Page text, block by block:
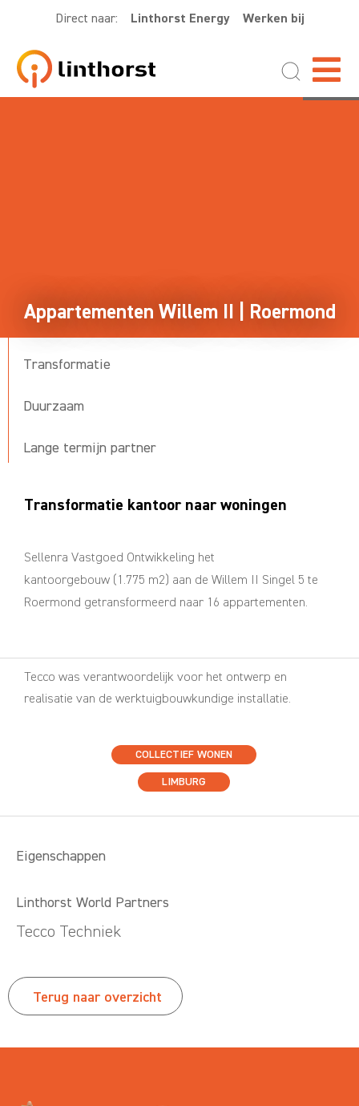
Direct naar: Linthorst Energy Werken bij
Appartementen Willem II | Roermond
Transformatie
Duurzaam
Lange termijn partner
Transformatie kantoor naar woningen
Sellenra Vastgoed Ontwikkeling het
kantoorgebouw (1.775 m2) aan de Willem II Singel 5 te
Roermond getransformeerd naar 16 appartementen.
Tecco was verantwoordelijk voor het ontwerp en
realisatie van de werktuigbouwkundige installatie.
COLLECTIEF WONEN
LIMBURG
Eigenschappen
Linthorst World Partners
Tecco Techniek
Terug naar overzicht